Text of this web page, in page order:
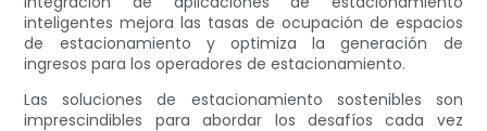
inteligentes mejora las tasas de ocupación de espacios
de estacionamiento y optimiza la generación de
ingresos para los operadores de estacionamiento.
Las soluciones de estacionamiento sostenibles son
imprescindibles para abordar los desafíos cada vez